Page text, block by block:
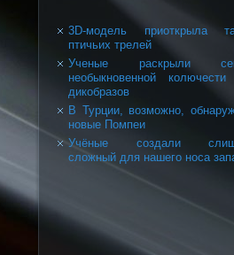
3D-модель приоткрыла
птичьих трелей
Ученые раскрыли
необыкновенной колючести
дикобразов
В Турции, возможно,
новые Помпеи
Учёные создали
сложный для нашего носа